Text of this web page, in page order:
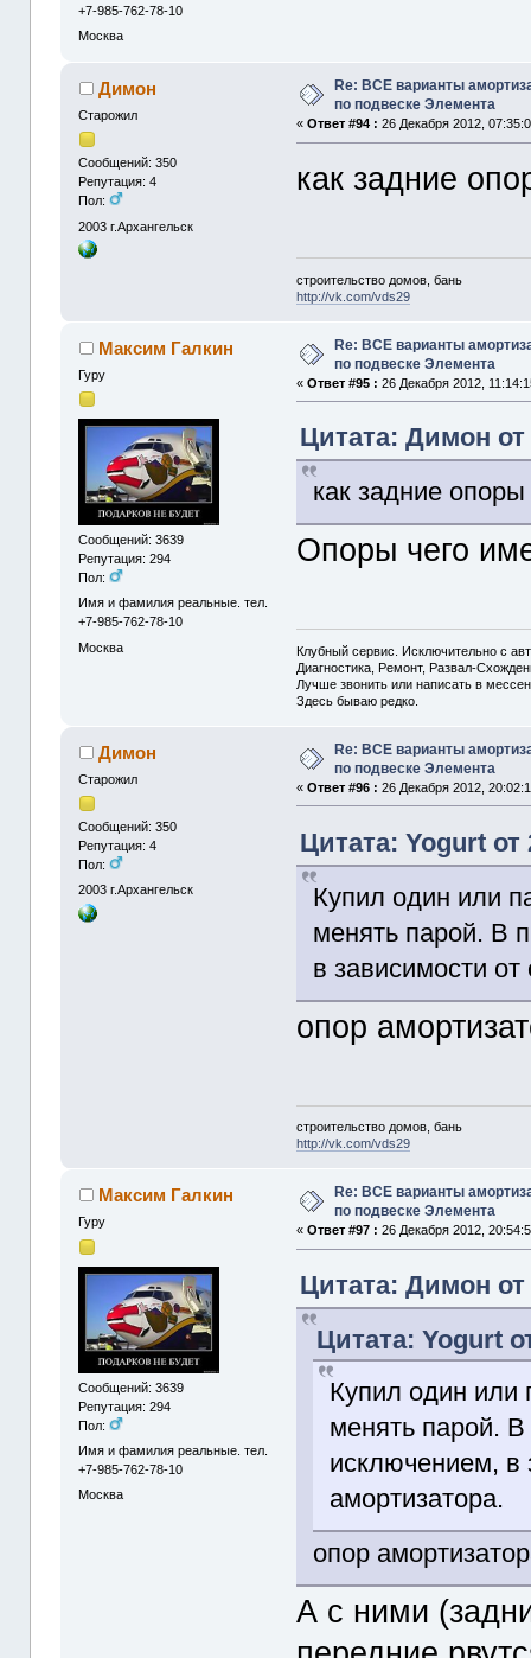
+7-985-762-78-10
Москва
Димон
Старожил
Сообщений: 350
Репутация: 4
Пол:
2003 г.Архангельск
Re: ВСЕ варианты
по подвеске Элемента
«Ответ #94 : 26 Декабря 2012,
как задние
строительство домов, бань
http://vk.com/vds29
Максим Галкин
Гуру
Сообщений: 3639
Репутация: 294
Пол:
Имя и фамилия реальные. тел.
+7-985-762-78-10
Москва
Re: ВСЕ варианты
по подвеске Элемента
«Ответ #95 : 26 Декабря 2012,
Цитата: Димон от
как задние
Опоры чего
Клубный сервис. Исключительно с
Диагностика, Ремонт, Развал-
Лучше звонить или написать в
Здесь бываю редко.
Димон
Старожил
Сообщений: 350
Репутация: 4
Пол:
2003 г.Архангельск
Re: ВСЕ варианты
по подвеске Элемента
«Ответ #96 : 26 Декабря 2012,
Цитата: Yogurt от
Купил один или
менять парой. В
в зависимости
опор
строительство домов, бань
http://vk.com/vds29
Максим Галкин
Гуру
Сообщений: 3639
Репутация: 294
Пол:
Имя и фамилия реальные. тел.
+7-985-762-78-10
Москва
Re: ВСЕ варианты
по подвеске Элемента
«Ответ #97 : 26 Декабря 2012,
Цитата: Димон от
Цитата: Yogurt
Купил один или
менять парой.
исключением, в
амортизатора.
опор
А с ними